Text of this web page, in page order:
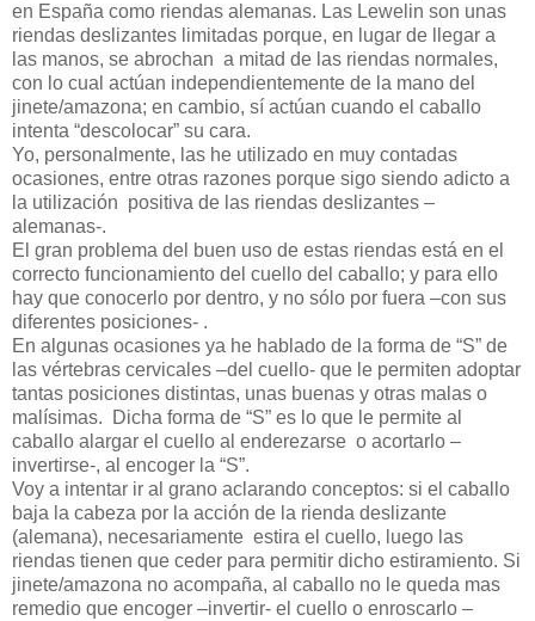
en España como riendas alemanas. Las Lewelin son unas
riendas deslizantes limitadas porque, en lugar de llegar a
las manos, se abrochan a mitad de las riendas normales,
con lo cual actúan independientemente de la mano del
jinete/amazona; en cambio, sí actúan cuando el caballo
intenta “descolocar” su cara.
Yo, personalmente, las he utilizado en muy contadas
ocasiones, entre otras razones porque sigo siendo adicto a
la utilización positiva de las riendas deslizantes –
alemanas-.
El gran problema del buen uso de estas riendas está en el
correcto funcionamiento del cuello del caballo; y para ello
hay que conocerlo por dentro, y no sólo por fuera –con sus
diferentes posiciones- .
En algunas ocasiones ya he hablado de la forma de “S” de
las vértebras cervicales –del cuello- que le permiten adoptar
tantas posiciones distintas, unas buenas y otras malas o
malísimas. Dicha forma de “S” es lo que le permite al
caballo alargar el cuello al enderezarse o acortarlo –
invertirse-, al encoger la “S”.
Voy a intentar ir al grano aclarando conceptos: si el caballo
baja la cabeza por la acción de la rienda deslizante
(alemana), necesariamente estira el cuello, luego las
riendas tienen que ceder para permitir dicho estiramiento. Si
jinete/amazona no acompaña, al caballo no le queda mas
remedio que encoger –invertir- el cuello o enroscarlo –